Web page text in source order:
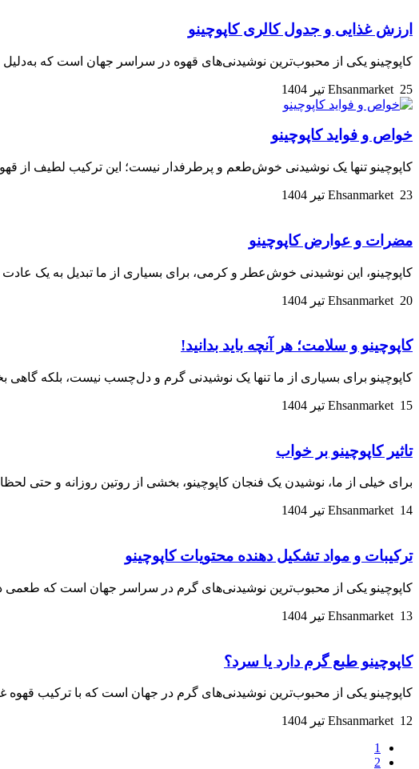
ارزش غذایی و جدول کالری کاپوچینو
کاپوچینو یکی از محبوب‌ترین نوشیدنی‌های قهوه در سراسر جهان است که
Ehsanmarket 25 تیر 1404
خواص و فواید کاپوچینو
کاپوچینو تنها یک نوشیدنی خوش‌طعم و پرطرفدار نیست؛ این ترکیب لطیف از
Ehsanmarket 23 تیر 1404
مضرات و عوارض کاپوچینو
کاپوچینو، این نوشیدنی خوش‌عطر و کرمی، برای بسیاری از ما تبدیل به یک
Ehsanmarket 20 تیر 1404
کاپوچینو و سلامت؛ هر آنچه باید بدانید!
کاپوچینو برای بسیاری از ما تنها یک نوشیدنی گرم و دل‌چسب نیست، بلکه
Ehsanmarket 15 تیر 1404
تاثیر کاپوچینو بر خواب
برای خیلی از ما، نوشیدن یک فنجان کاپوچینو، بخشی از روتین روزانه و حتی
Ehsanmarket 14 تیر 1404
ترکیبات و مواد تشکیل دهنده محتویات کاپوچینو
کاپوچینو یکی از محبوب‌ترین نوشیدنی‌های گرم در سراسر جهان است که طعمی
Ehsanmarket 13 تیر 1404
کاپوچینو طبع گرم دارد یا سرد؟
کاپوچینو یکی از محبوب‌ترین نوشیدنی‌های گرم در جهان است که با ترکیب
Ehsanmarket 12 تیر 1404
1
2